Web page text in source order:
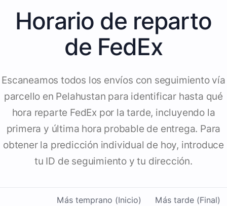
Horario de reparto
de FedEx
Escaneamos todos los envíos con seguimiento vía
parcello en Pelahustan para identificar hasta qué
hora reparte FedEx por la tarde, incluyendo la
primera y última hora probable de entrega. Para
obtener la predicción individual de hoy, introduce
tu ID de seguimiento y tu dirección.
Más temprano (Inicio) Más tarde (Final)